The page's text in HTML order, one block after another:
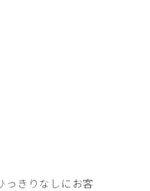
っきりなしにお客